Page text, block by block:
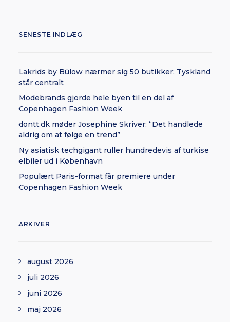
SENESTE INDLÆG
Lakrids by Bülow nærmer sig 50 butikker: Tyskland
står centralt
Modebrands gjorde hele byen til en del af
Copenhagen Fashion Week
dontt.dk møder Josephine Skriver: “Det handlede
aldrig om at følge en trend”
Ny asiatisk techgigant ruller hundredevis af turkise
elbiler ud i København
Populært Paris-format får premiere under
Copenhagen Fashion Week
ARKIVER
august 2026
juli 2026
juni 2026
maj 2026